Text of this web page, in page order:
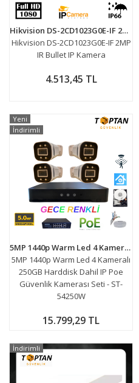
Hikvision DS-2CD1023G0E-IF 2MP IR Bullet IP Kamera
Hikvision DS-2CD1023G0E-IF 2MP
IR Bullet IP Kamera
4.513,45 TL
5MP 1440p Warm Led 4 Kameralı 250GB Harddisk Dahil IP Poe Güvenlik Kamerası Seti - ST-54250W
5MP 1440p Warm Led 4 Kameralı
250GB Harddisk Dahil IP Poe
Güvenlik Kamerası Seti - ST-
54250W
15.799,29 TL
Yeni
İndirimli
İndirimli